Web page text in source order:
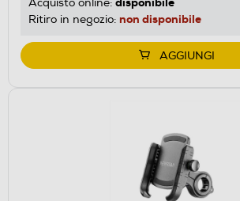
Ritiro in negozio: non disponibile
AGGIUNGI